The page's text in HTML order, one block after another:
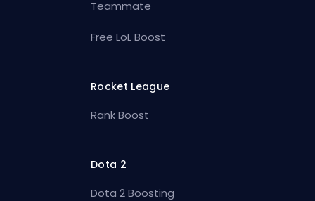
Teammate
Free LoL Boost
Rocket League
Rank Boost
Dota 2
Dota 2 Boosting